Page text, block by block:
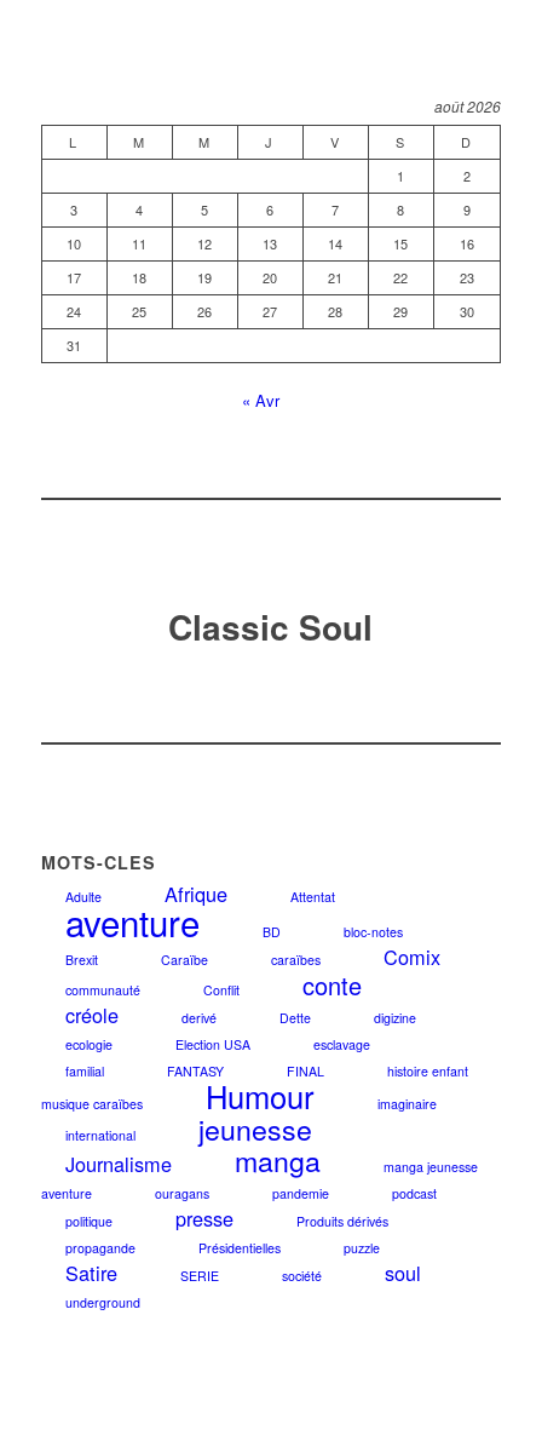
août 2026
L M M J V S
D
1
2
3
4 5 6 7 8
9
10
11 12 13 14 15
16
17
18 19 20 21 22
23
24
25 26 27 28 29
30
31
« Avr
Classic Soul
MOTS-CLES
Adulte Afrique Attentat
aventure BD
bloc-notes
Brexit
Caraïbe caraïbes Comix
communauté Conflit conte
créole derivé Dette
digizine
ecologie
Election USA
esclavage
familial
FANTASY FINAL
histoire enfant
musique caraïbes
Humour
imaginaire
international
jeunesse
Journalisme manga
manga jeunesse
aventure
ouragans pandemie
podcast
politique
presse
Produits dérivés
propagande
Présidentielles puzzle
Satire SERIE société soul
underground